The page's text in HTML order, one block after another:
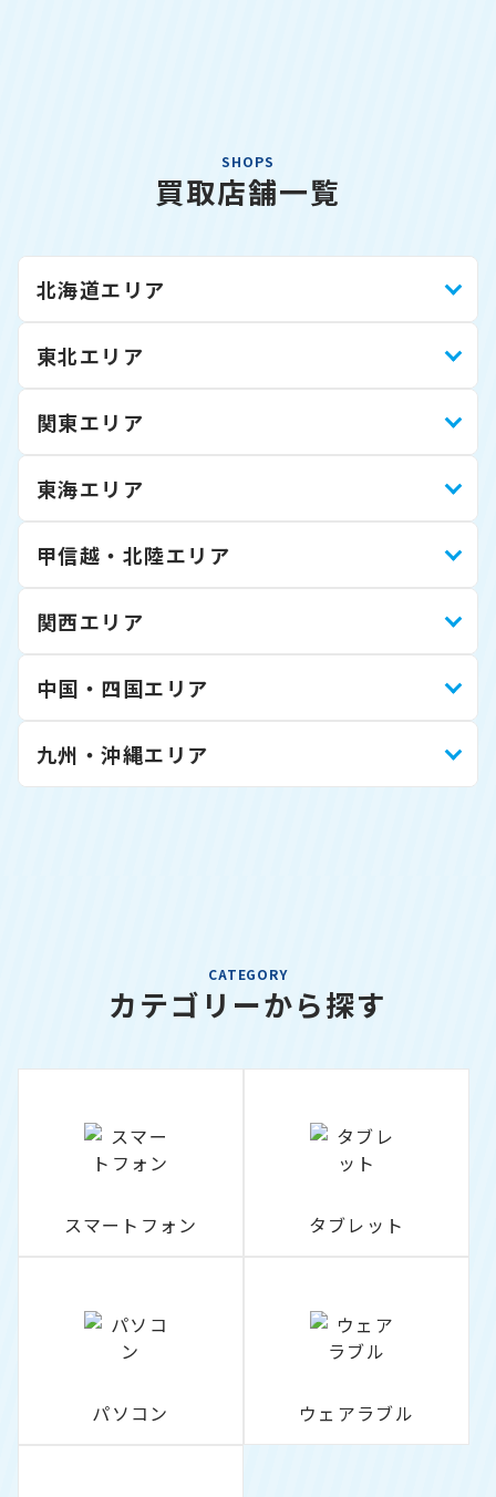
SHOPS
買取店舗一覧
北海道エリア
東北エリア
関東エリア
東海エリア
甲信越・北陸エリア
関西エリア
中国・四国エリア
九州・沖縄エリア
CATEGORY
カテゴリーから探す
スマートフォン タブレット
パソコン ウェアラブル